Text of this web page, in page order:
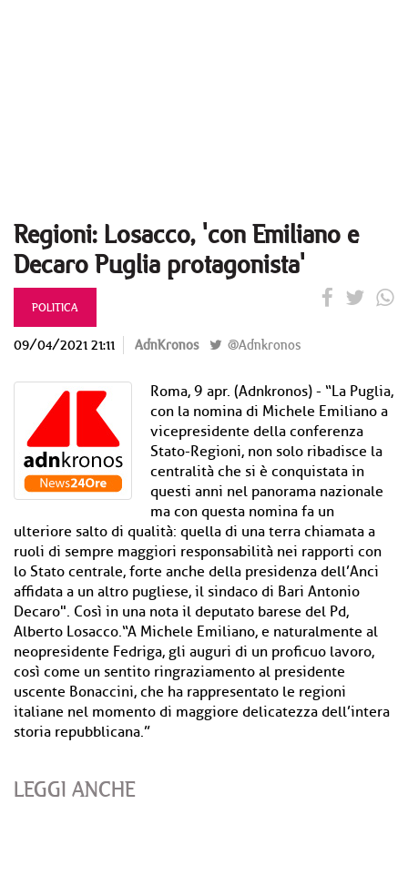
Regioni: Losacco, 'con Emiliano e
Decaro Puglia protagonista'
POLITICA
09/04/2021 21:11 AdnKronos @Adnkronos
Roma, 9 apr. (Adnkronos) - “La Puglia,
con la nomina di Michele Emiliano a
vicepresidente della conferenza
Stato-Regioni, non solo ribadisce la
centralità che si è conquistata in
questi anni nel panorama nazionale
ma con questa nomina fa un
ulteriore salto di qualità: quella di una terra chiamata a
ruoli di sempre maggiori responsabilità nei rapporti con
lo Stato centrale, forte anche della presidenza dell’Anci
affidata a un altro pugliese, il sindaco di Bari Antonio
Decaro". Così in una nota il deputato barese del Pd,
Alberto Losacco.“A Michele Emiliano, e naturalmente al
neopresidente Fedriga, gli auguri di un proficuo lavoro,
così come un sentito ringraziamento al presidente
uscente Bonaccini, che ha rappresentato le regioni
italiane nel momento di maggiore delicatezza dell’intera
storia repubblicana.”
LEGGI ANCHE